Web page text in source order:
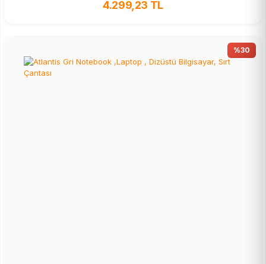
4.299,23 TL
%30